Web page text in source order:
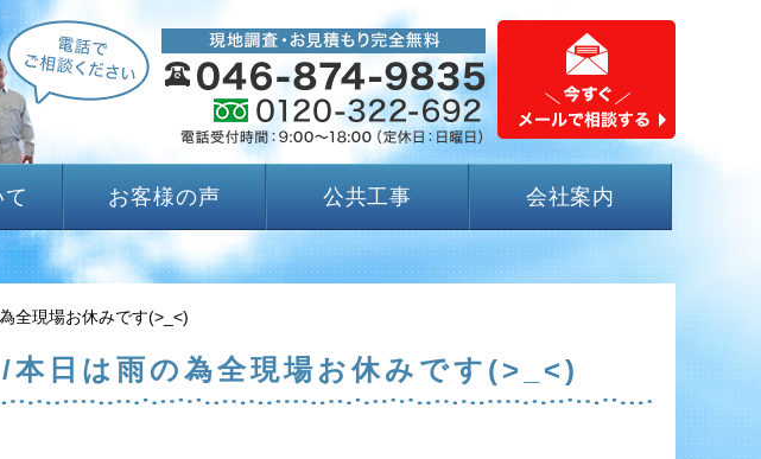
お客様の声 公共工事 会社案内
全現場お休みです(>_<)
本日は雨の為全現場お休みです(>_<)